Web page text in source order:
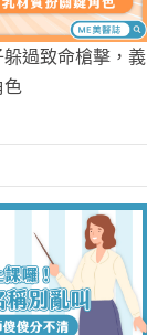
躲過致命槍擊，義
色